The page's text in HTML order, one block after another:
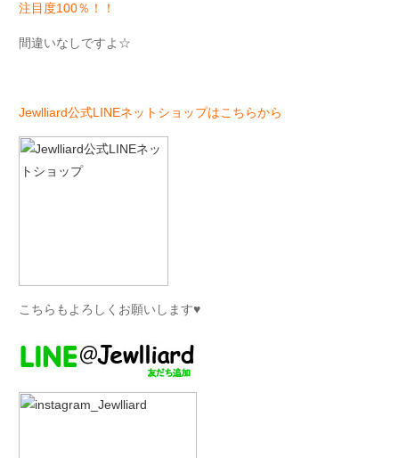
注目度100％！！
間違いなしですよ☆
Jewlliard公式LINEネットショップはこちらから
こちらもよろしくお願いします♥︎